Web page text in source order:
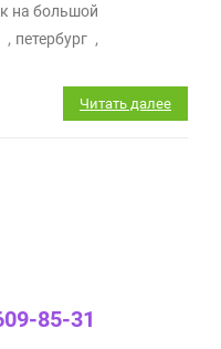
салтыковой
на большой
, петербург ,
Читать далее
85-31